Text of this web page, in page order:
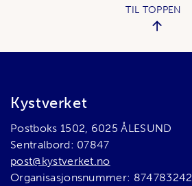
TIL TOPPEN
Bunnområde
Kystverket
Postboks 1502, 6025 ÅLESUND
Sentralbord: 07847
post@kystverket.no
Organisasjonsnummer: 874783242